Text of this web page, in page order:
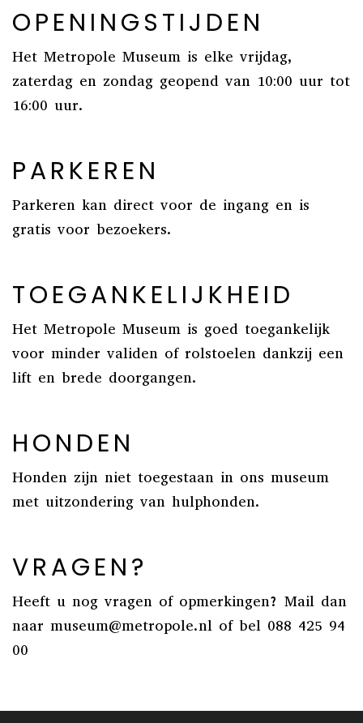
OPENINGSTIJDEN
Het Metropole Museum is elke vrijdag,
zaterdag en zondag geopend van 10:00 uur tot
16:00 uur.
PARKEREN
Parkeren kan direct voor de ingang en is
gratis voor bezoekers.
TOEGANKELIJKHEID
Het Metropole Museum is goed toegankelijk
voor minder validen of rolstoelen dankzij een
lift en brede doorgangen.
HONDEN
Honden zijn niet toegestaan in ons museum
met uitzondering van hulphonden.
VRAGEN?
Heeft u nog vragen of opmerkingen? Mail dan
naar museum@metropole.nl of bel 088 425 94
00